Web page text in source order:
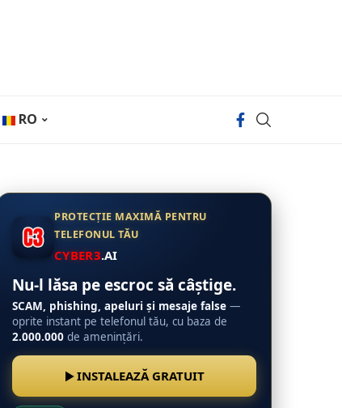
RO
PROTECȚIE MAXIMĂ PENTRU
TELEFONUL TĂU
CYBER3.AI
Nu-l lăsa pe escroc să câștige.
SCAM, phishing, apeluri și mesaje false —
oprite instant pe telefonul tău, cu baza de
2.000.000 de amenințări.
INSTALEAZĂ GRATUIT